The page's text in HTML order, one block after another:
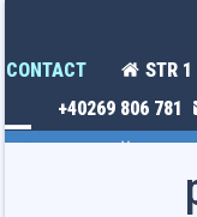
content
CONTACT
STR 1
+40269 806 781
Open
Close